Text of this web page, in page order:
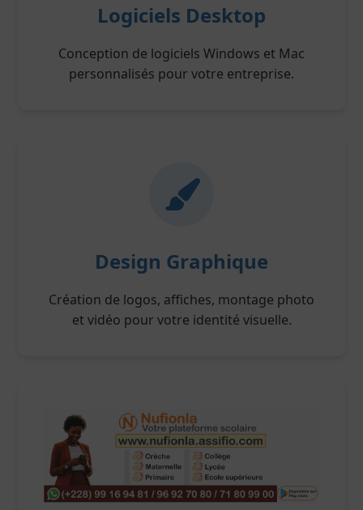
Logiciels Desktop
Conception de logiciels Windows et Mac
personnalisés pour votre entreprise.
Design Graphique
Création de logos, affiches, montage photo
et vidéo pour votre identité visuelle.